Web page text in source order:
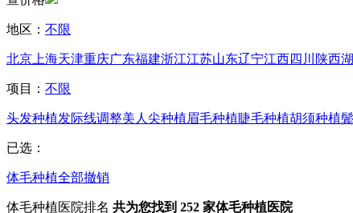
地区： 不限
北京 上海天津重庆广东福建浙江江苏山东辽宁江西四川 陕西
项目： 不限
头发种植发际线调整美人尖种植眉毛种植睫毛种植胡须种植
已选：
体毛种植全部撤销
体毛种植医院排名 共为您找到 252 家体毛种植医院